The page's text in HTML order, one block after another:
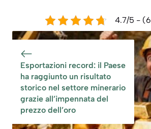
4.7/5 -
Esportazioni record: il Paese
ha raggiunto un risultato
storico nel settore minerario
grazie all’impennata del
prezzo dell’oro